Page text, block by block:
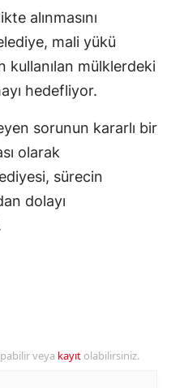
alınmasını
mali yükü
kullanılan mülklerdeki
hedefliyor.
sorunun kararlı bir
olarak
sürecin
dolayı
veya kayıt olabilirsiniz.